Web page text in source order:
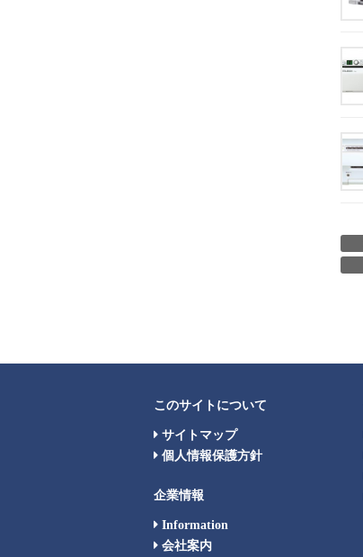
このサイトについて
サイトマップ
個人情報保護方針
企業情報
Information
会社案内